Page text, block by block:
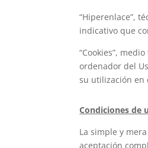
“Hiperenlace”,
indicativo que
“Cookies”,
ordenador del
su utilización en
Condiciones de
La simple y
aceptación